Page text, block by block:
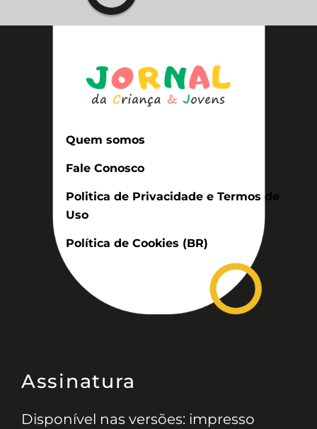
Quem somos
Fale Conosco
Politica de Privacidade e Termos de
Uso
Política de Cookies (BR)
Assinatura
Disponível nas versões: impresso